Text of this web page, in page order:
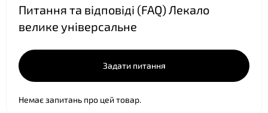
Питання та відповіді (FAQ) Лекало
велике універсальне
Задати питання
Немає запитань про цей товар.